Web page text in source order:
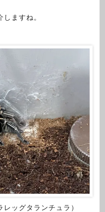
ますね。
ッグタランチュラ）